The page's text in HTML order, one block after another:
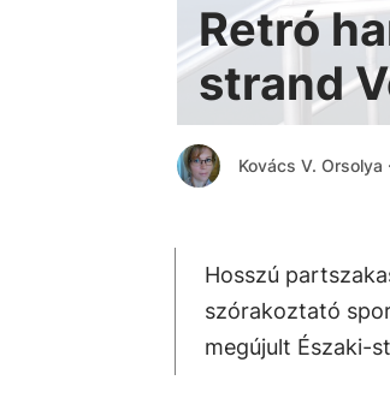
Retró
strand
Kovács V. Orsolya ·
Hosszú
szórakoztató
megújult Északi-